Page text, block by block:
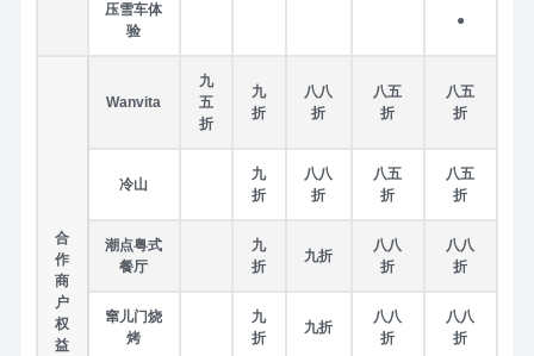
压雪车体
验
●
合
作
商
户
权
益
Wanvita
九
五
折
九
折
八八
折
八五
折
八五
折
冷山
九
折
八八
折
八五
折
八五
折
潮点粤式
餐厅
九
折
九折
八八
折
八八
折
窜儿门烧
烤
九
折
九折
八八
折
八八
折